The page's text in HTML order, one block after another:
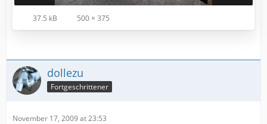
37.5 kB 500 × 375
dollezu
Fortgeschrittener
November 17, 2009 at 23:53